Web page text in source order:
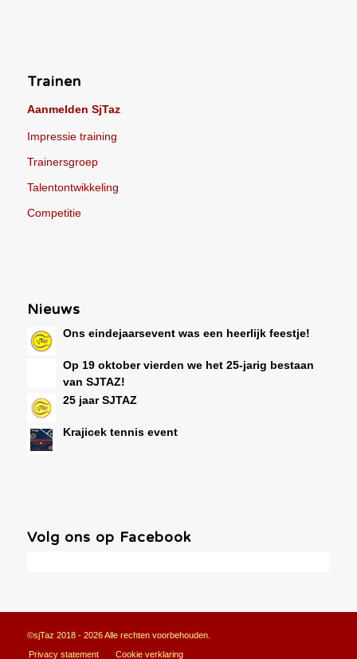
Trainen
Aanmelden SjTaz
Impressie training
Trainersgroep
Talentontwikkeling
Competitie
Nieuws
Ons eindejaarsevent was een heerlijk feestje!
Op 19 oktober vierden we het 25-jarig bestaan
van SJTAZ!
25 jaar SJTAZ
Krajicek tennis event
Volg ons op Facebook
©sjTaz 2018 - 2026 Alle rechten voorbehouden.
Privacy statement
Cookie verklaring